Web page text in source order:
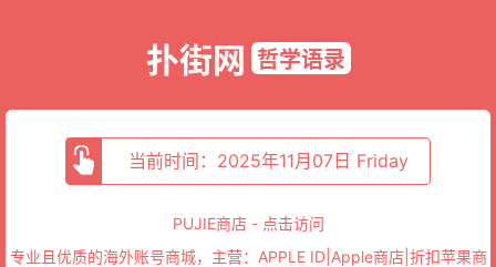
扑街网 哲学语录
当前时间：2025年11月07日 Friday
PUJIE商店 - 点击访问
专业且优质的海外账号商城，主营：APPLE ID|Apple商店|折扣苹果商